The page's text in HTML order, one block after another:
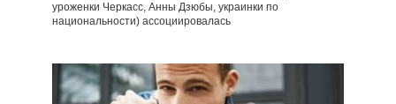
уроженки Черкасс, Анны Дзюбы, украинки по
национальности) ассоциировалась